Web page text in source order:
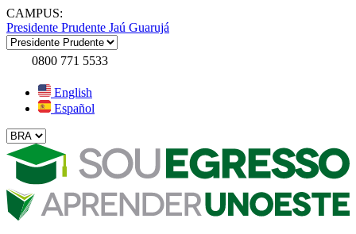
CAMPUS:
Presidente Prudente Jaú Guarujá
0800 771 5533
English
Español